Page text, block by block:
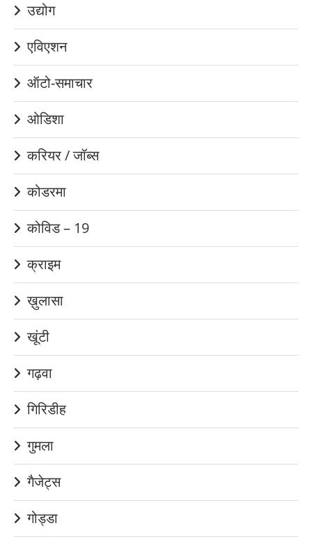
उद्योग
एविएशन
ऑटो-समाचार
ओडिशा
करियर / जॉब्स
कोडरमा
कोविड – 19
क्राइम
ख़ुलासा
खूंटी
गढ़वा
गिरिडीह
गुमला
गैजेट्स
गोड्डा